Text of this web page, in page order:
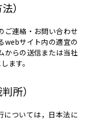
）
ご連絡・お問い合わせ
webサイト内の適宜の
からの送信または当社
ます。
所）
については，日本法に